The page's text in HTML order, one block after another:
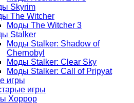
Skyrim
The Witcher
Моды The Witcher 3
Stalker
Моды Stalker: Shadow of
Chernobyl
Моды Stalker: Clear Sky
Моды Stalker: Call of Pripyat
игры
игры
Хоррор